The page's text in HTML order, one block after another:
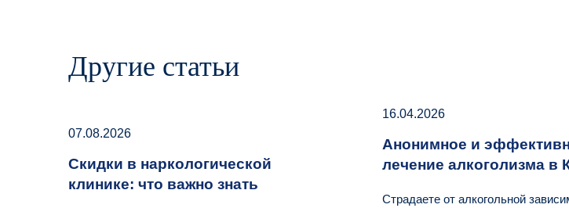
Другие статьи
07.08.2026
Скидки в наркологической
клинике: что важно знать
16.04.2026
Анонимное и
лечение алкоголизма в
Страдаете от алкогольной